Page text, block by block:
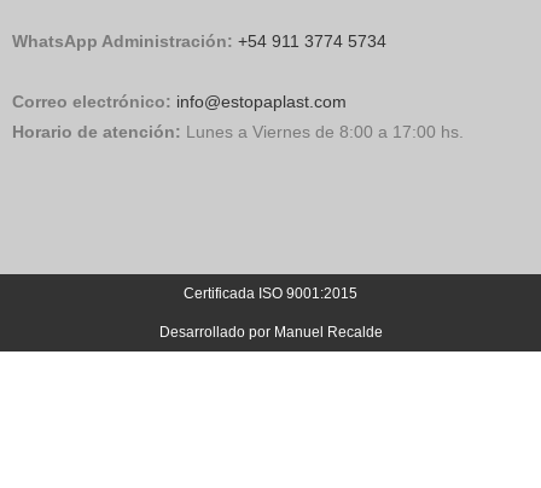
WhatsApp Administración: +54 911 3774 5734
Correo electrónico: info@estopaplast.com
Horario de atención: Lunes a Viernes de 8:00 a 17:00 hs.
Certificada ISO 9001:2015
Desarrollado por Manuel Recalde